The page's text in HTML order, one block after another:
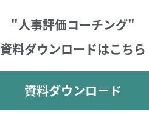
"人事評価コーチング"
資料ダウンロードはこちら
資料ダウンロード